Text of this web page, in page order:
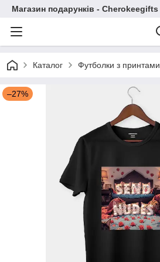
Магазин подарунків - Cherokeegifts
Каталог Футболки з принтами
–27%